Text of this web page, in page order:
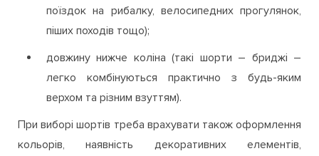
поїздок на рибалку, велосипедних прогулянок,
піших походів тощо);
довжину нижче коліна (такі шорти – бриджі –
легко комбінуються практично з будь-яким
верхом та різним взуттям).
При виборі шортів треба врахувати також оформлення
кольорів, наявність декоративних елементів,